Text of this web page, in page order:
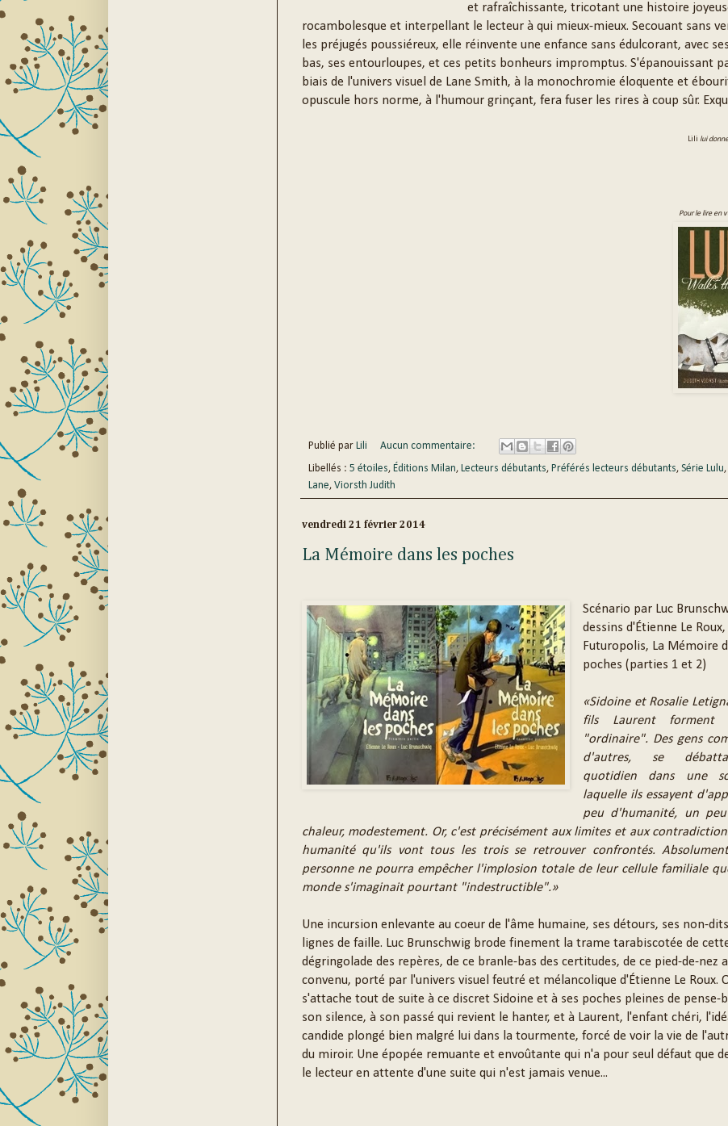
et rafraîchissante, tricotant une histoire
rocambolesque et interpellant le lecteur à qui mieux-mieux. Secouant sans
les préjugés poussiéreux, elle réinvente une enfance sans édulcorant, avec
bas, ses entourloupes, et ces petits bonheurs impromptus. S'épanouissant
biais de l'univers visuel de Lane Smith, à la monochromie éloquente et
opuscule hors norme, à l'humour grinçant, fera fuser les rires à coup sûr.
Lili lui
Pour le lire en
Publié par Lili Aucun commentaire:
Libellés : 5 étoiles, Éditions Milan, Lecteurs débutants, Préférés lecteurs débutants, Série Lulu,
Lane, Viorsth Judith
vendredi 21 février 2014
La Mémoire dans les poches
Scénario par Luc
dessins d'Étienne Le Roux,
Futuropolis, La Mémoire
poches (parties 1 et 2)
«Sidoine et Rosalie
fils Laurent
"ordinaire". Des gens
d'autres, se
quotidien dans une
laquelle ils essayent
peu d'humanité, un
chaleur, modestement. Or, c'est précisément aux limites et aux
humanité qu'ils vont tous les trois se retrouver confrontés.
personne ne pourra empêcher l'implosion totale de leur cellule familiale
monde s'imaginait pourtant "indestructible".»
Une incursion enlevante au coeur de l'âme humaine, ses détours, ses non-
lignes de faille. Luc Brunschwig brode finement la trame tarabiscotée de
dégringolade des repères, de ce branle-bas des certitudes, de ce pied-de-nez
convenu, porté par l'univers visuel feutré et mélancolique d'Étienne Le Roux.
s'attache tout de suite à ce discret Sidoine et à ses poches pleines de pense-
son silence, à son passé qui revient le hanter, et à Laurent, l'enfant chéri,
candide plongé bien malgré lui dans la tourmente, forcé de voir la vie de
du miroir. Une épopée remuante et envoûtante qui n'a pour seul défaut que
le lecteur en attente d'une suite qui n'est jamais venue...